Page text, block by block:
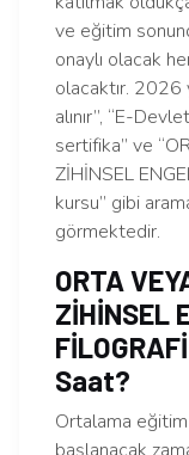
ve eğitim
onaylı olacak
olacaktır. 2026
alınır”, “E-
sertifika” ve
ZİHİNSEL
kursu” gibi
görmektedir.
ORTA
ZİHİNSEL
Saat?
Ortalama